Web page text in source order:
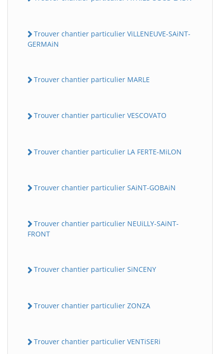
Trouver chantier particulier ViLLENEUVE-SAiNT-
GERMAiN
Trouver chantier particulier MARLE
Trouver chantier particulier VESCOVATO
Trouver chantier particulier LA FERTE-MiLON
Trouver chantier particulier SAiNT-GOBAiN
Trouver chantier particulier NEUiLLY-SAiNT-
FRONT
Trouver chantier particulier SiNCENY
Trouver chantier particulier ZONZA
Trouver chantier particulier VENTiSERi